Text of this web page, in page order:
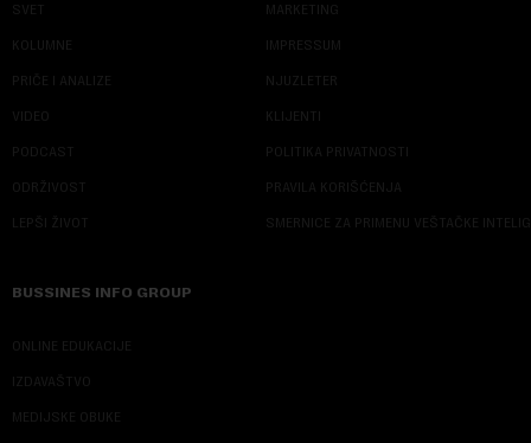
SVET
KOLUMNE
PRIČE I ANALIZE
VIDEO
PODCAST
ODRŽIVOST
LEPŠI ŽIVOT
MARKETING
IMPRESSUM
NJUZLETER
KLIJENTI
POLITIKA PRIVATNOSTI
PRAVILA KORIŠĆENJA
SMERNICE ZA PRIMENU VEŠTAČKE
BUSSINES INFO GROUP
ONLINE EDUKACIJE
IZDAVAŠTVO
MEDIJSKE OBUKE